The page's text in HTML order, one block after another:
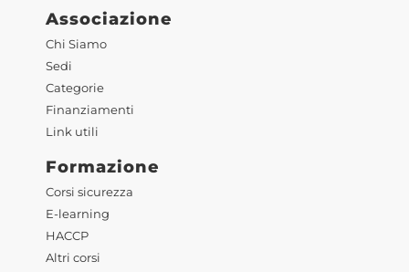
Associazione
Chi Siamo
Sedi
Categorie
Finanziamenti
Link utili
Formazione
Corsi sicurezza
E-learning
HACCP
Altri corsi